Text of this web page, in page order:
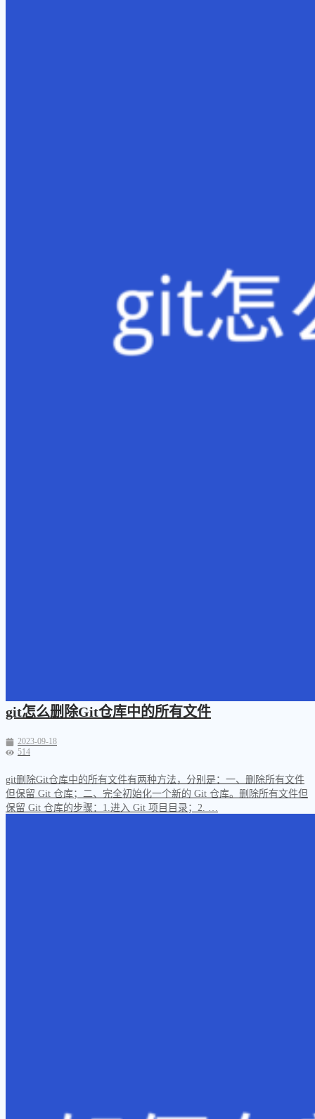
git怎么删除Git仓库中的所有文件
2023-09-18
514
git删除Git仓库中的所有文件有两种方法，分别是：一、删除所有文件
但保留 Git 仓库；二、完全初始化一个新的 Git 仓库。删除所有文件但
保留 Git 仓库的步骤：1.进入 Git 项目目录；2. …